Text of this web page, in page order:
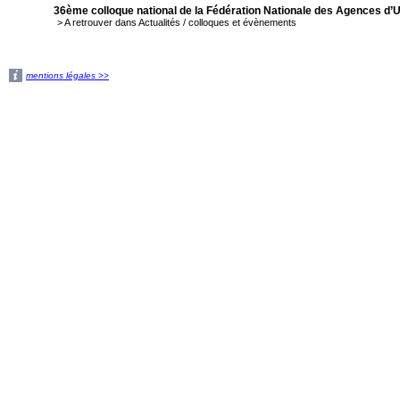
36ème colloque national de la Fédération Nationale des Agences
> A retrouver dans Actualités / colloques et évènements
mentions légales >>